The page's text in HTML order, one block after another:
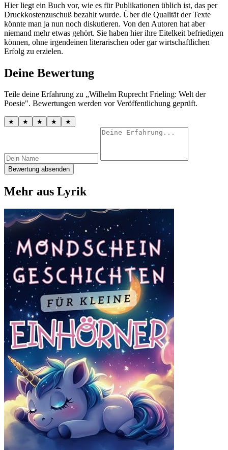
Hier liegt ein Buch vor, wie es für Publikationen üblich ist, das per
Druckkostenzuschuß bezahlt wurde. Über die Qualität der Texte
könnte man ja nun noch diskutieren. Von den Autoren hat aber
niemand mehr etwas gehört. Sie haben hier ihre Eitelkeit befriedigen
können, ohne irgendeinen literarischen oder gar wirtschaftlichen
Erfolg zu erzielen.
Deine Bewertung
Teile deine Erfahrung zu „Wilhelm Ruprecht Frieling: Welt der
Poesie". Bewertungen werden vor Veröffentlichung geprüft.
★ ★ ★ ★ ★
Bewertung absenden
Mehr aus Lyrik